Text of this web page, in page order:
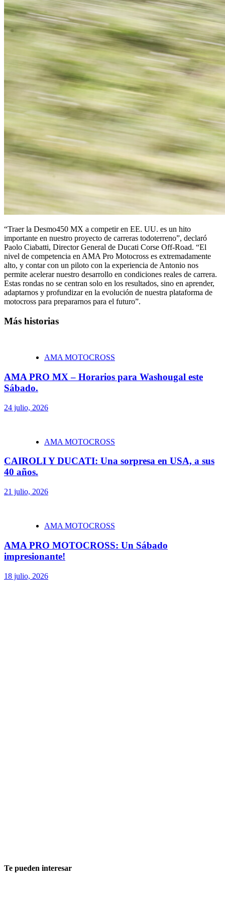
“Traer la Desmo450 MX a competir en EE. UU. es un hito
importante en nuestro proyecto de carreras todoterreno”, declaró
Paolo Ciabatti, Director General de Ducati Corse Off-Road. “El
nivel de competencia en AMA Pro Motocross es extremadamente
alto, y contar con un piloto con la experiencia de Antonio nos
permite acelerar nuestro desarrollo en condiciones reales de carrera.
Estas rondas no se centran solo en los resultados, sino en aprender,
adaptarnos y profundizar en la evolución de nuestra plataforma de
motocross para prepararnos para el futuro”.
Más historias
AMA MOTOCROSS
AMA PRO MX – Horarios para Washougal este
Sábado.
24 julio, 2026
AMA MOTOCROSS
CAIROLI Y DUCATI: Una sorpresa en USA, a sus
40 años.
21 julio, 2026
AMA MOTOCROSS
AMA PRO MOTOCROSS: Un Sábado
impresionante!
18 julio, 2026
Te pueden interesar